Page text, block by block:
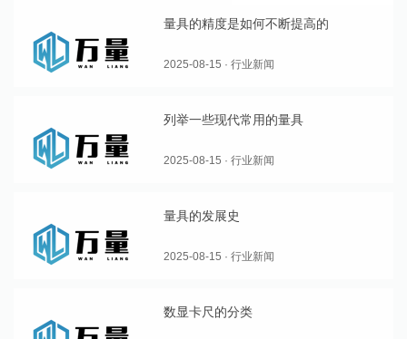
量具的精度是如何不断提高的
2025-08-15 · 行业新闻
列举一些现代常用的量具
2025-08-15 · 行业新闻
量具的发展史
2025-08-15 · 行业新闻
数显卡尺的分类